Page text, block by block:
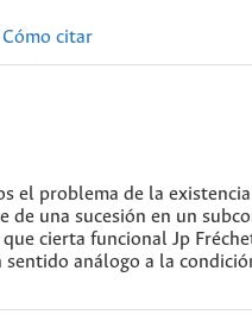
Cómo citar
el problema de la
de una sucesión en un
cierta funcional Jp
sentido análogo a la